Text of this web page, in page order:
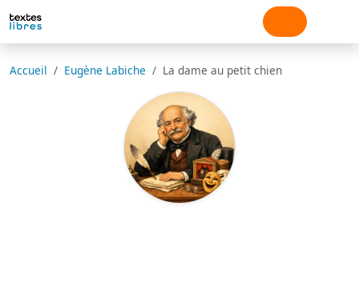
Accueil Eugène Labiche La dame au petit chien